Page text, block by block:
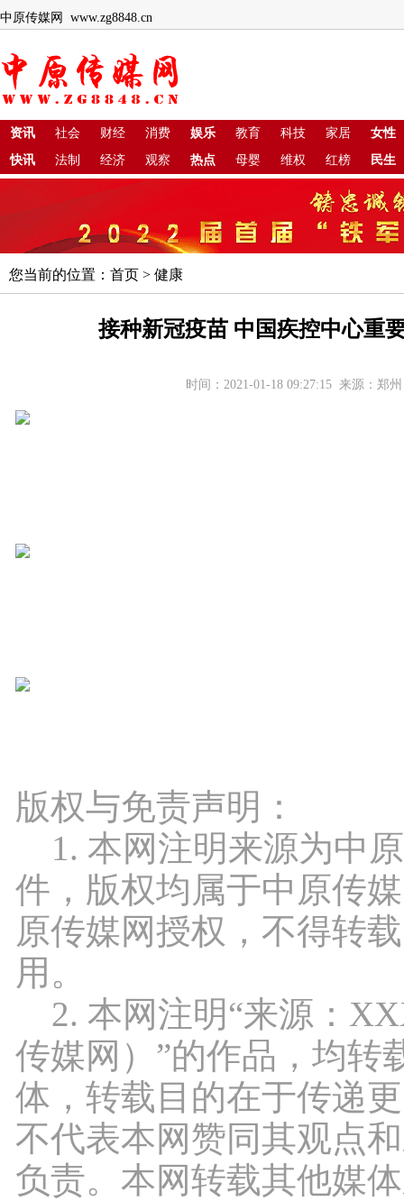
中原传媒网 www.zg8848.cn
资讯 社会 财经 消费 娱乐 教育 科技 家居
女性
快讯
法制 经济 观察 热点 母婴 维权 红榜 民生
您当前的位置： 首页 > 健康
接种新冠疫苗 中国疾控中心重
时间：2021-01-18 09:27:15 来源：郑
版权与免责声明：
1. 本网注明来源为中
件，版权均属于中原传
原传媒网授权，不得转
用。
2. 本网注明“来源：
传媒网）”的作品，均转
体，转载目的在于传递
不代表本网赞同其观点
负责。本网转载其他媒